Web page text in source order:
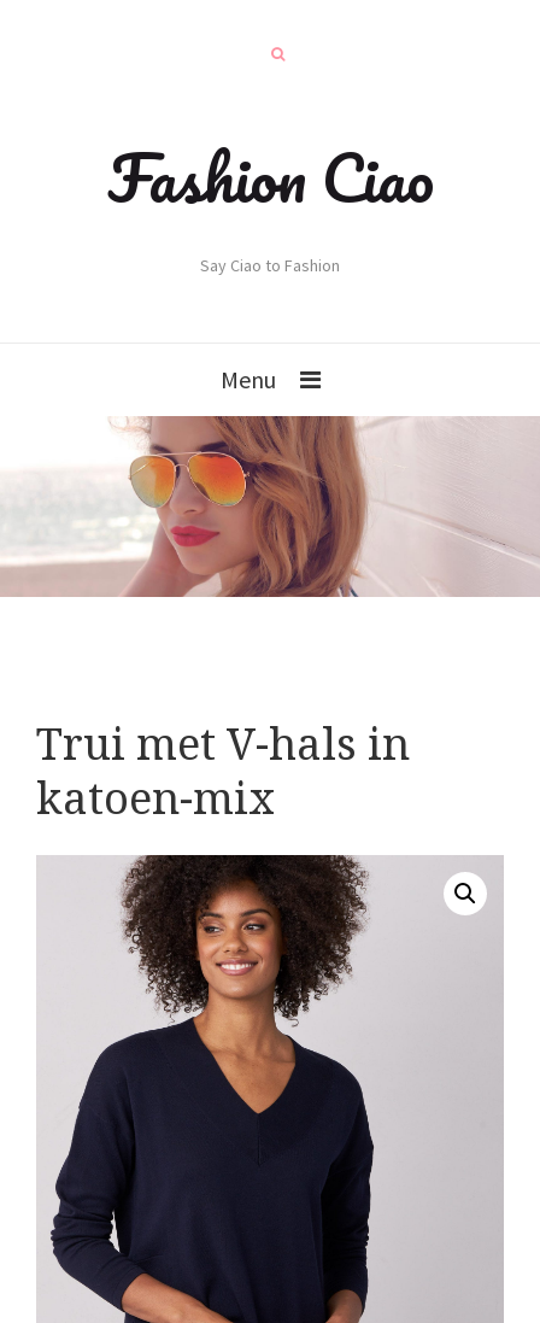
Fashion Ciao
Say Ciao to Fashion
Menu
Trui met V-hals in
katoen-mix